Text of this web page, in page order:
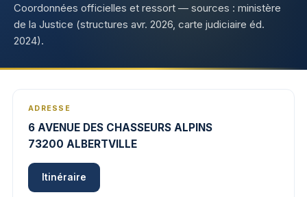
Coordonnées officielles et ressort — sources : ministère
de la Justice (structures avr. 2026, carte judiciaire éd.
2024).
ADRESSE
6 AVENUE DES CHASSEURS ALPINS
73200 ALBERTVILLE
Itinéraire